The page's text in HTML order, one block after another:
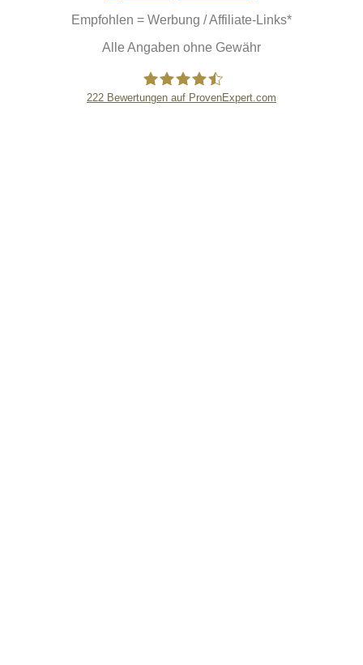
Empfohlen = Werbung / Affiliate-Links*
Alle Angaben ohne Gewähr
222 Bewertungen auf ProvenExpert.com